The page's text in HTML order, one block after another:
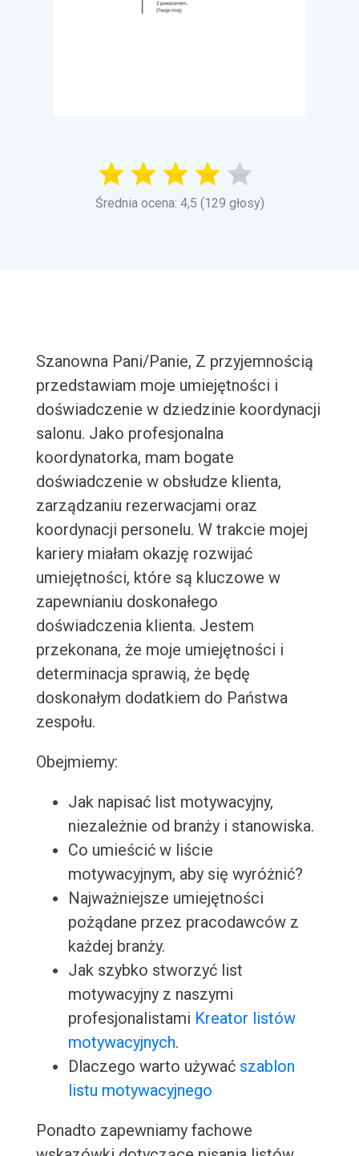
Średnia ocena: 4,5 (129 głosy)
Szanowna Pani/Panie, Z przyjemnością
przedstawiam moje umiejętności i
doświadczenie w dziedzinie koordynacji
salonu. Jako profesjonalna
koordynatorka, mam bogate
doświadczenie w obsłudze klienta,
zarządzaniu rezerwacjami oraz
koordynacji personelu. W trakcie mojej
kariery miałam okazję rozwijać
umiejętności, które są kluczowe w
zapewnianiu doskonałego
doświadczenia klienta. Jestem
przekonana, że moje umiejętności i
determinacja sprawią, że będę
doskonałym dodatkiem do Państwa
zespołu.
Obejmiemy:
Jak napisać list motywacyjny,
niezależnie od branży i stanowiska.
Co umieścić w liście
motywacyjnym, aby się wyróżnić?
Najważniejsze umiejętności
pożądane przez pracodawców z
każdej branży.
Jak szybko stworzyć list
motywacyjny z naszymi
profesjonalistami Kreator listów
motywacyjnych.
Dlaczego warto używać szablon
listu motywacyjnego
Ponadto zapewniamy fachowe